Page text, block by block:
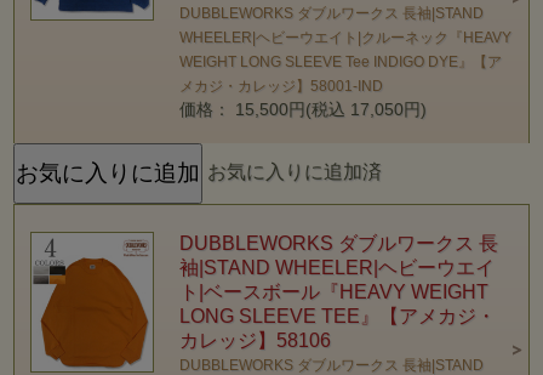
DUBBLEWORKS ダブルワークス 長袖|STAND
WHEELER|ヘビーウエイト|クルーネック『HEAVY
WEIGHT LONG SLEEVE Tee INDIGO DYE』【ア
メカジ・カレッジ】58001-IND
価格： 15,500円(税込 17,050円)
お気に入りに追加済
DUBBLEWORKS ダブルワークス 長
袖|STAND WHEELER|ヘビーウエイ
ト|ベースボール『HEAVY WEIGHT
LONG SLEEVE TEE』【アメカジ・
カレッジ】58106
DUBBLEWORKS ダブルワークス 長袖|STAND